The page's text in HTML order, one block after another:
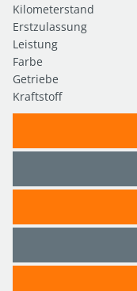
Kilometerstand
Erstzulassung
Leistung
Farbe
Getriebe
Kraftstoff